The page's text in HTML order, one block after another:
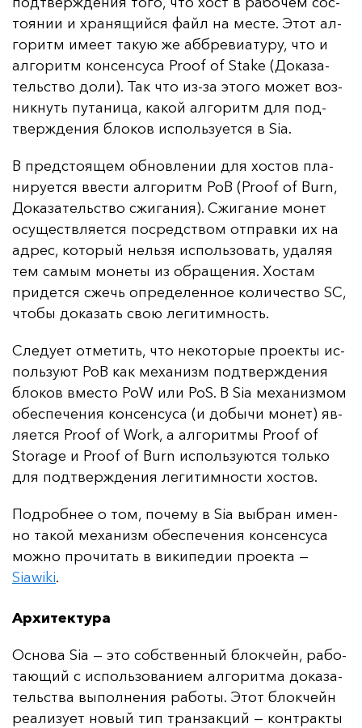
то­янии и хра­ня­щий­ся файл на мес­те. Этот ал­
го­ритм име­ет та­кую же аб­бре­ви­ату­ру, что и
ал­го­ритм кон­сен­су­са Proof of Stake (До­ка­за­
тель­ство до­ли). Так что из-за это­го мо­жет воз­
ник­нуть пу­та­ни­ца, ка­кой ал­го­ритм для под­
твер­жде­ния бло­ков ис­поль­зу­ет­ся в Sia.
В пред­сто­ящем об­нов­ле­нии для хос­тов пла­
ни­ру­ет­ся ввес­ти ал­го­ритм PoB (Proof of Burn,
До­ка­за­тель­ство сжи­га­ния). Сжи­га­ние мо­нет
осу­щест­вля­ет­ся пос­редс­твом от­прав­ки их на
ад­рес, ко­то­рый нель­зя ис­поль­зо­вать, уда­ляя
тем са­мым мо­не­ты из об­ра­ще­ния. Хос­там
при­дет­ся сжечь оп­ре­де­лен­ное ко­ли­чес­тво SC,
что­бы до­ка­зать свою ле­ги­тим­ность.
Сле­ду­ет от­ме­тить, что не­ко­то­рые про­ек­ты ис­
поль­зу­ют PoB как ме­ха­низм под­твер­жде­ния
бло­ков вмес­то PoW или PoS. В Sia ме­ха­низ­мом
обес­пе­че­ния кон­сен­су­са (и до­бы­чи мо­нет) яв­
ля­ет­ся Proof of Work, а ал­го­рит­мы Proof of
Storage и Proof of Burn ис­поль­зу­ют­ся толь­ко
для под­твер­жде­ния ле­ги­тим­нос­ти хос­тов.
Под­роб­нее о том, по­че­му в Sia выб­ран имен­
но та­кой ме­ха­низм обес­пе­че­ния кон­сен­су­са
мож­но про­чи­тать в ви­ки­пе­дии про­ек­та —
Siawiki.
Архитектура
Ос­но­ва Sia — это собс­твен­ный блок­чейн, ра­бо­
та­ющий с ис­поль­зо­ва­ни­ем ал­го­рит­ма до­ка­за­
тель­ства вы­пол­не­ния ра­бо­ты. Этот блок­чейн
ре­али­зу­ет но­вый тип тран­зак­ций — кон­трак­ты